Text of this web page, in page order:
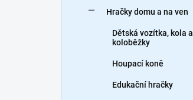
Hračky domu a na ven
Dětská vozítka, kola a
koloběžky
Houpací koně
Edukační hračky